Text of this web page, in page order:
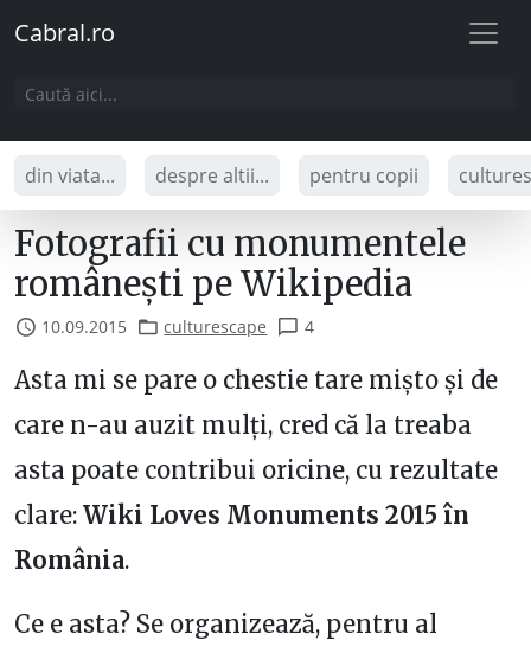
Cabral.ro
din viata... despre altii... pentru copii
Fotografii cu monumentele
românești pe Wikipedia
10.09.2015 culturescape 4
Asta mi se pare o chestie tare mișto și de
care n-au auzit mulți, cred că la treaba
asta poate contribui oricine, cu rezultate
clare: Wiki Loves Monuments 2015 în
România.
Ce e asta? Se organizează, pentru al